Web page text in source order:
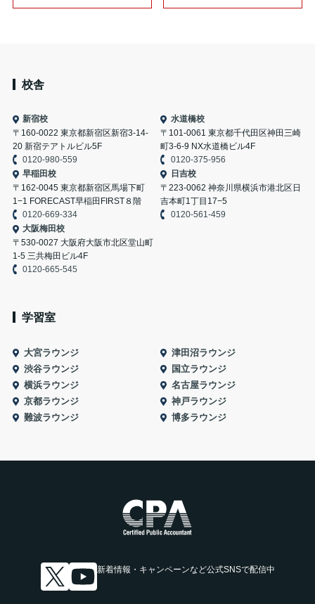
校舎
新宿校
〒160-0022 東京都新宿区新宿3-14-
20 新宿テアトルビル5F
0120-980-559
水道橋校
〒101-0061 東京都千代田区神田三崎
町3-6-9 NX水道橋ビル4F
0120-375-956
早稲田校
〒162-0045 東京都新宿区馬場下町
1−1 FORECAST早稲田FIRST８階
0120-669-334
日吉校
〒223-0062 神奈川県横浜市港北区日
吉本町1丁目17−5
0120-561-459
大阪梅田校
〒530-0027 大阪府大阪市北区堂山町
1-5 三共梅田ビル4F
0120-665-545
学習室
大宮ラウンジ
津田沼ラウンジ
渋谷ラウンジ
国立ラウンジ
横浜ラウンジ
名古屋ラウンジ
京都ラウンジ
神戸ラウンジ
難波ラウンジ
博多ラウンジ
新着情報・キャンペーンなど公式SNSで配信中